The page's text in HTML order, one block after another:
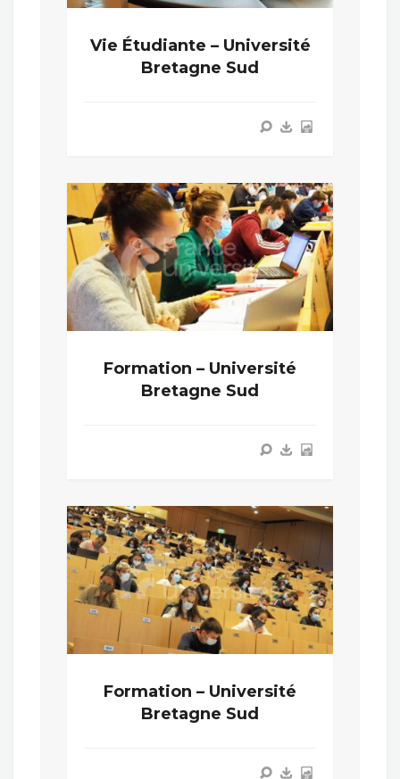
Vie Étudiante – Université
Bretagne Sud
Formation – Université
Bretagne Sud
Formation – Université
Bretagne Sud